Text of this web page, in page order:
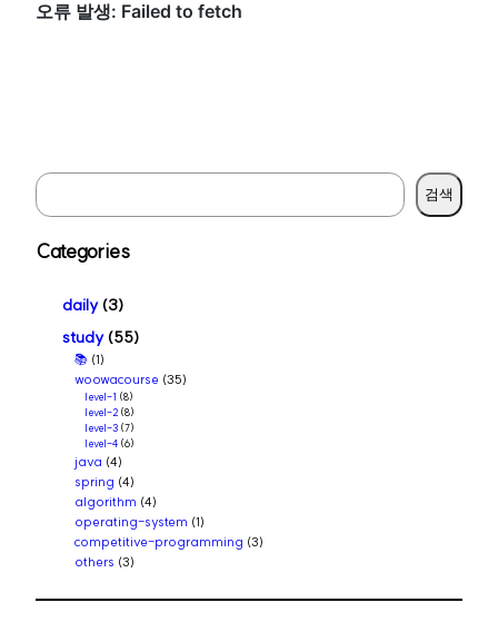
S
e
a
검색
Categories
daily(3)
study(55)
📚 (1)
woowacourse (35)
level-1 (8)
level-2(8)
level-3(7)
level-4(6)
java (4)
spring (4)
algorithm (4)
operating-system (1)
competitive-programming (3)
others (3)